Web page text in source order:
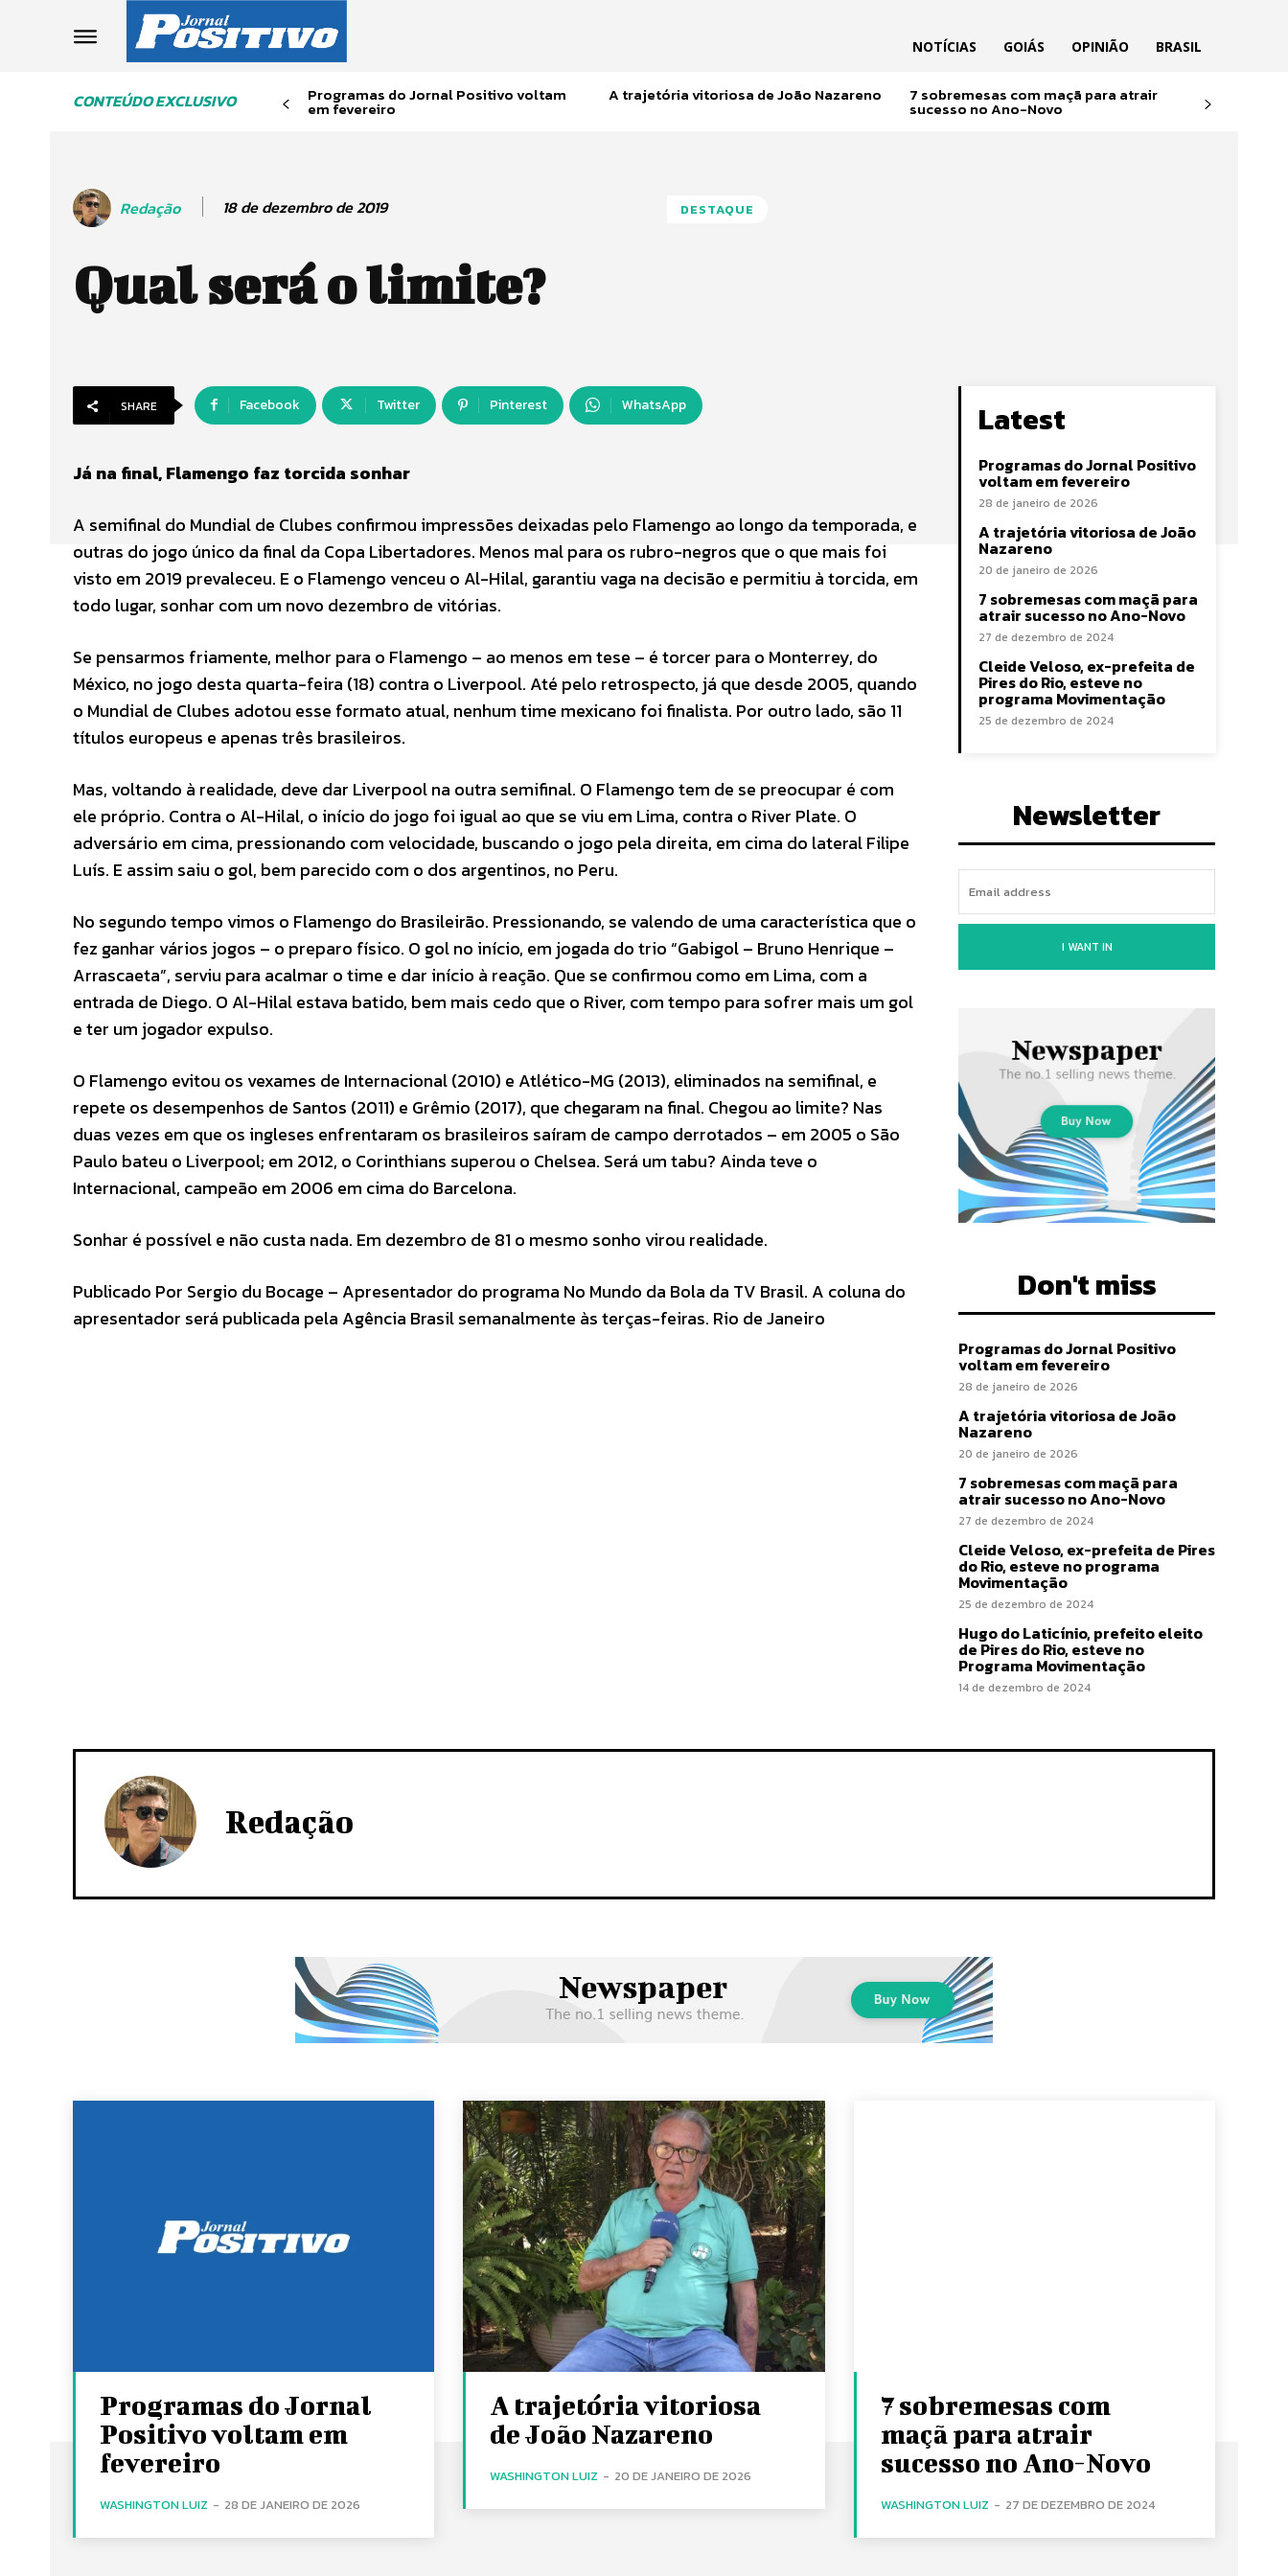
NOTÍCIAS GOIÁS OPINIÃO BRASIL
CONTEÚDO EXCLUSIVO Programas do Jornal Positivo voltam
em fevereiro
A trajetória vitoriosa de João Nazareno 7 sobremesas com maçã para atrair
sucesso no Ano-Novo
Redação 18 de dezembro de 2019
Qual será o limite?
DESTAQUE
SHARE Facebook Twitter Pinterest WhatsApp
Já na final, Flamengo faz torcida sonhar
A semifinal do Mundial de Clubes confirmou impressões deixadas pelo Flamengo ao longo da temporada, e
outras do jogo único da final da Copa Libertadores. Menos mal para os rubro-negros que o que mais foi
visto em 2019 prevaleceu. E o Flamengo venceu o Al-Hilal, garantiu vaga na decisão e permitiu à torcida, em
todo lugar, sonhar com um novo dezembro de vitórias.
Se pensarmos friamente, melhor para o Flamengo – ao menos em tese – é torcer para o Monterrey, do
México, no jogo desta quarta-feira (18) contra o Liverpool. Até pelo retrospecto, já que desde 2005, quando
o Mundial de Clubes adotou esse formato atual, nenhum time mexicano foi finalista. Por outro lado, são 11
títulos europeus e apenas três brasileiros.
Mas, voltando à realidade, deve dar Liverpool na outra semifinal. O Flamengo tem de se preocupar é com
ele próprio. Contra o Al-Hilal, o início do jogo foi igual ao que se viu em Lima, contra o River Plate. O
adversário em cima, pressionando com velocidade, buscando o jogo pela direita, em cima do lateral Filipe
Luís. E assim saiu o gol, bem parecido com o dos argentinos, no Peru.
No segundo tempo vimos o Flamengo do Brasileirão. Pressionando, se valendo de uma característica que o
fez ganhar vários jogos – o preparo físico. O gol no início, em jogada do trio “Gabigol – Bruno Henrique –
Arrascaeta”, serviu para acalmar o time e dar início à reação. Que se confirmou como em Lima, com a
entrada de Diego. O Al-Hilal estava batido, bem mais cedo que o River, com tempo para sofrer mais um gol
e ter um jogador expulso.
O Flamengo evitou os vexames de Internacional (2010) e Atlético-MG (2013), eliminados na semifinal, e
repete os desempenhos de Santos (2011) e Grêmio (2017), que chegaram na final. Chegou ao limite? Nas
duas vezes em que os ingleses enfrentaram os brasileiros saíram de campo derrotados – em 2005 o São
Paulo bateu o Liverpool; em 2012, o Corinthians superou o Chelsea. Será um tabu? Ainda teve o
Internacional, campeão em 2006 em cima do Barcelona.
Sonhar é possível e não custa nada. Em dezembro de 81 o mesmo sonho virou realidade.
Publicado Por Sergio du Bocage – Apresentador do programa No Mundo da Bola da TV Brasil. A coluna do
apresentador será publicada pela Agência Brasil semanalmente às terças-feiras. Rio de Janeiro
Latest
Programas do Jornal Positivo
voltam em fevereiro
28 de janeiro de 2026
A trajetória vitoriosa de João
Nazareno
20 de janeiro de 2026
7 sobremesas com maçã para
atrair sucesso no Ano-Novo
27 de dezembro de 2024
Cleide Veloso, ex-prefeita de
Pires do Rio, esteve no
programa Movimentação
25 de dezembro de 2024
Newsletter
I WANT IN
Don't miss
Programas do Jornal Positivo
voltam em fevereiro
28 de janeiro de 2026
A trajetória vitoriosa de João
Nazareno
20 de janeiro de 2026
7 sobremesas com maçã para
atrair sucesso no Ano-Novo
27 de dezembro de 2024
Cleide Veloso, ex-prefeita de Pires
do Rio, esteve no programa
Movimentação
25 de dezembro de 2024
Hugo do Laticínio, prefeito eleito
de Pires do Rio, esteve no
Programa Movimentação
14 de dezembro de 2024
Redação
Programas do Jornal
Positivo voltam em
fevereiro
WASHINGTON LUIZ - 28 DE JANEIRO DE 2026
A trajetória vitoriosa
de João Nazareno
WASHINGTON LUIZ - 20 DE JANEIRO DE 2026
7 sobremesas com
maçã para atrair
sucesso no Ano-Novo
WASHINGTON LUIZ - 27 DE DEZEMBRO DE 2024